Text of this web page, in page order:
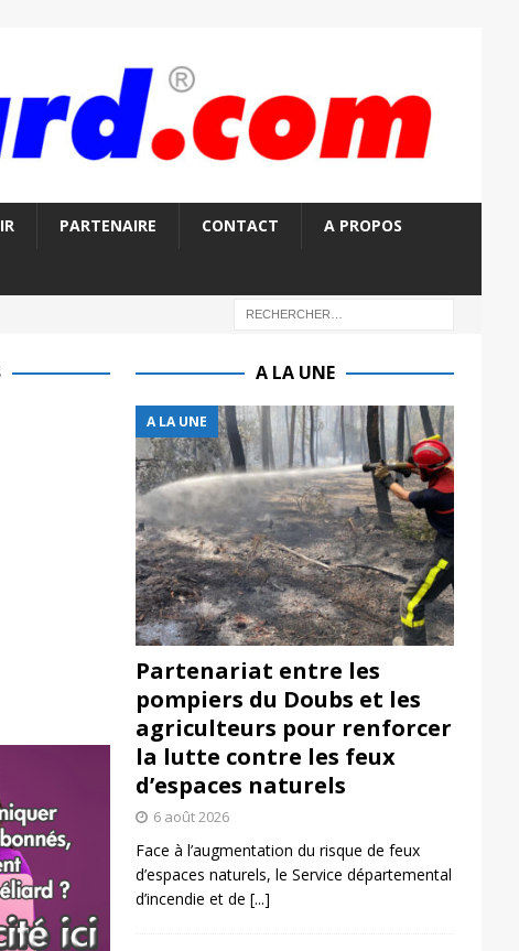
PARTENAIRE CONTACT A PROPOS
A LA UNE
A LA UNE
Partenariat entre les
pompiers du Doubs et les
agriculteurs pour renforcer
la lutte contre les feux
d’espaces naturels
6 août 2026
Face à l’augmentation du risque de feux
d’espaces naturels, le Service départemental
d’incendie et de [...]